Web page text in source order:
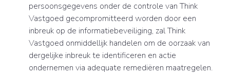
persoonsgegevens onder de controle van Think
Vastgoed gecompromitteerd worden door een
inbreuk op de informatiebeveiliging, zal Think
Vastgoed onmiddellijk handelen om de oorzaak van
dergelijke inbreuk te identificeren en actie
ondernemen via adequate remediëren maatregelen.